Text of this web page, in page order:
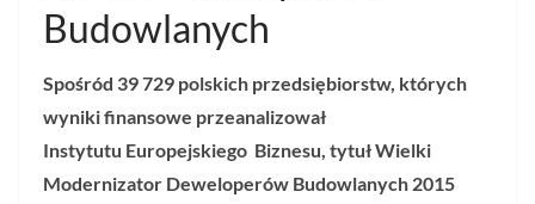
Budowlanych
Spośród 39 729 polskich przedsiębiorstw, których
wyniki finansowe przeanalizował
Instytutu Europejskiego Biznesu, tytułWielki
Modernizator Deweloperów Budowlanych 2015